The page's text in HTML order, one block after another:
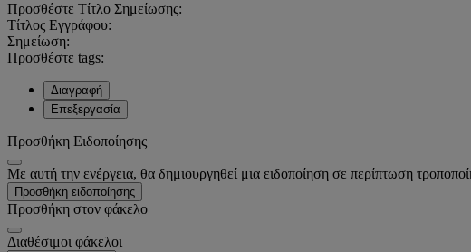
Προσθέστε Τίτλο Σημείωσης:
Τίτλος Εγγράφου:
Σημείωση:
Προσθέστε tags:
Διαγραφή
Επεξεργασία
Προσθήκη Ειδοποίησης
Με αυτή την ενέργεια, θα δημιουργηθεί μια ειδοποίηση σε περίπτωση
Προσθήκη ειδοποίησης
Προσθήκη στον φάκελο
Διαθέσιμοι φάκελοι